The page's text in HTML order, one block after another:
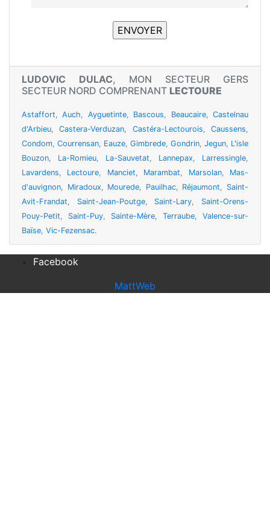
LUDOVIC DULAC, MON SECTEUR GERS
SECTEUR NORD COMPRENANT LECTOURE
Astaffort,Auch, Ayguetinte, Bascous, Beaucaire,Castelnau
d'Arbieu,Castera-Verduzan, Castéra-Lectourois,Caussens,
Condom, Courrensan, Eauze, Gimbrede, Gondrin, Jegun, L'isle
Bouzon, La-Romieu, La-Sauvetat, Lannepax, Larressingle,
Lavardens, Lectoure, Manciet, Marambat, Marsolan, Mas-
d'auvignon, Miradoux, Mourede, Pauilhac, Réjaumont, Saint-
Avit-Frandat, Saint-Jean-Poutge, Saint-Lary, Saint-Orens-
Pouy-Petit, Saint-Puy, Sainte-Mère, Terraube, Valence-sur-
Baïse, Vic-Fezensac.
Facebook
MattWeb